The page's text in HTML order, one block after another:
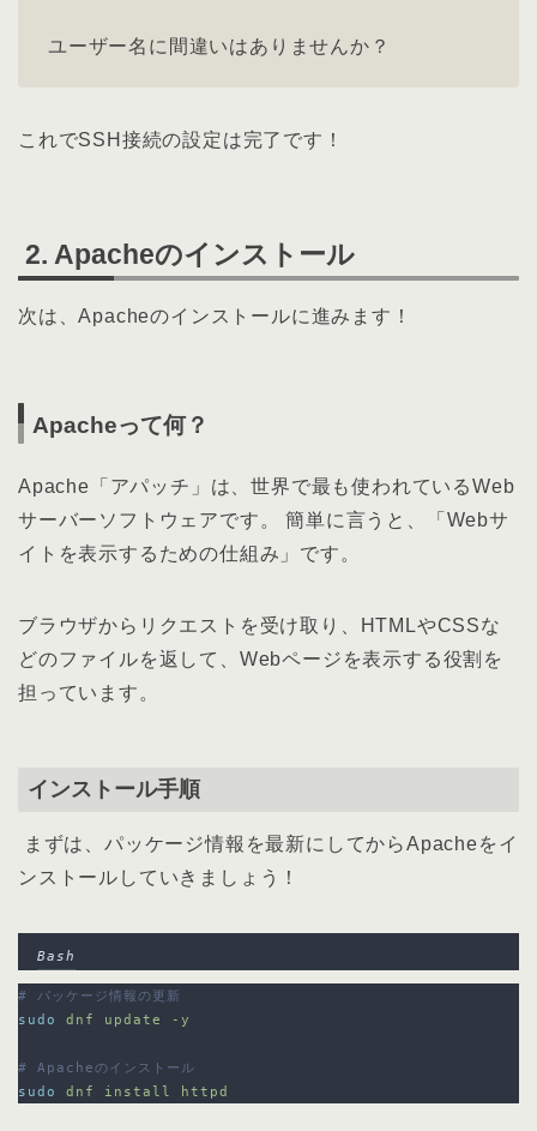
ユーザー名に間違いはありませんか？
これでSSH接続の設定は完了です！
2. Apacheのインストール
次は、Apacheのインストールに進みます！
Apacheって何？
Apache「アパッチ」は、世界で最も使われているWeb
サーバーソフトウェアです。 簡単に言うと、「Webサ
イトを表示するための仕組み」です。
ブラウザからリクエストを受け取り、HTMLやCSSな
どのファイルを返して、Webページを表示する役割を
担っています。
インストール手順
まずは、パッケージ情報を最新にしてからApacheをイ
ンストールしていきましょう！
Bash
# パッケージ情報の更新
sudo
dnf update -y
# Apacheのインストール
sudo
dnf install httpd